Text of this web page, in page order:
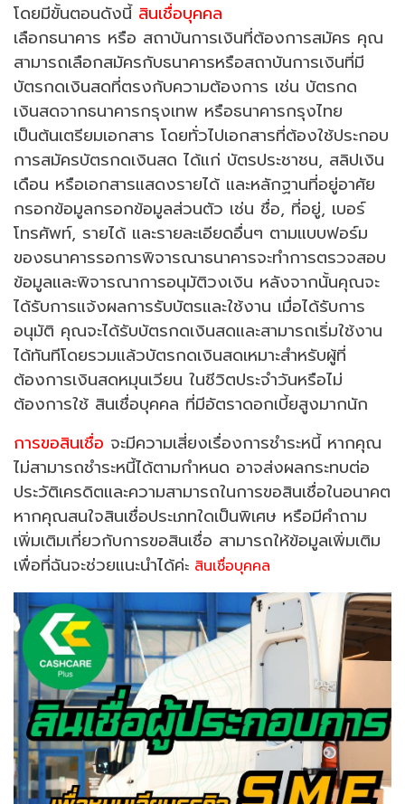
โดยมีขั้นตอนดังนี้ สินเชื่อบุคคล
เลือกธนาคาร หรือ สถาบันการเงินที่ต้องการสมัคร คุณ
สามารถเลือกสมัครกับธนาคารหรือสถาบันการเงินที่มี
บัตรกดเงินสดที่ตรงกับความต้องการ เช่น บัตรกด
เงินสดจากธนาคารกรุงเทพ หรือธนาคารกรุงไทย
เป็นต้นเตรียมเอกสาร โดยทั่วไปเอกสารที่ต้องใช้ประกอบ
การสมัครบัตรกดเงินสด ได้แก่ บัตรประชาชน, สลิปเงิน
เดือน หรือเอกสารแสดงรายได้ และหลักฐานที่อยู่อาศัย
กรอกข้อมูลกรอกข้อมูลส่วนตัว เช่น ชื่อ, ที่อยู่, เบอร์
โทรศัพท์, รายได้ และรายละเอียดอื่นๆ ตามแบบฟอร์ม
ของธนาคารรอการพิจารณาธนาคารจะทำการตรวจสอบ
ข้อมูลและพิจารณาการอนุมัติวงเงิน หลังจากนั้นคุณจะ
ได้รับการแจ้งผลการรับบัตรและใช้งาน เมื่อได้รับการ
อนุมัติ คุณจะได้รับบัตรกดเงินสดและสามารถเริ่มใช้งาน
ได้ทันทีโดยรวมแล้วบัตรกดเงินสดเหมาะสำหรับผู้ที่
ต้องการเงินสดหมุนเวียน ในชีวิตประจำวันหรือไม่
ต้องการใช้ สินเชื่อบุคคล ที่มีอัตราดอกเบี้ยสูงมากนัก
การขอสินเชื่อ จะมีความเสี่ยงเรื่องการชำระหนี้ หากคุณ
ไม่สามารถชำระหนี้ได้ตามกำหนด อาจส่งผลกระทบต่อ
ประวัติเครดิตและความสามารถในการขอสินเชื่อในอนาคต
หากคุณสนใจสินเชื่อประเภทใดเป็นพิเศษ หรือมีคำถาม
เพิ่มเติมเกี่ยวกับการขอสินเชื่อ สามารถให้ข้อมูลเพิ่มเติม
เพื่อที่ฉันจะช่วยแนะนำได้ค่ะ สินเชื่อบุคคล